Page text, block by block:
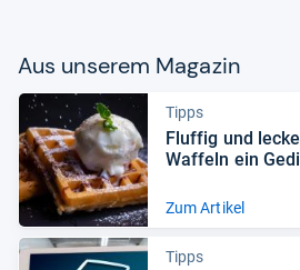
Aus unse­rem Maga­zin
Tipps
Fluf­fig und
Waf­feln ein
Zum Artikel
Tipps